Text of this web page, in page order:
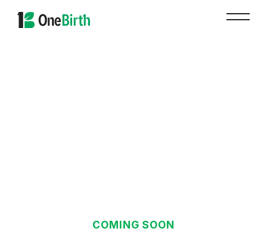
COMING SOON